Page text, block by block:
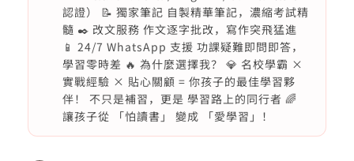
認證） 📝 獨家筆記 自製精華筆記，濃縮考試精
髓 ✒️ 改文服務 作文逐字批改，寫作突飛猛進
📱 24/7 WhatsApp 支援 功課疑難即問即答，
學習零時差 🔥 為什麼選擇我？ 💎 名校學霸 ×
實戰經驗 × 貼心關顧 = 你孩子的最佳學習夥
伴！ 不只是補習，更是 學習路上的同行者 🌈
讓孩子從 「怕讀書」 變成 「愛學習」！